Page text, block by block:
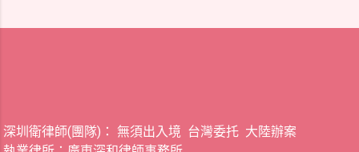
深圳衛律師(團隊)： 無須出入境 台灣委托 大陸辦案